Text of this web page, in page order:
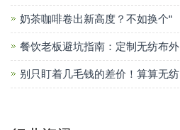
奶茶咖啡卷出新高度？不如换个“
餐饮老板避坑指南：定制无纺布外
别只盯着几毛钱的差价！算算无纺